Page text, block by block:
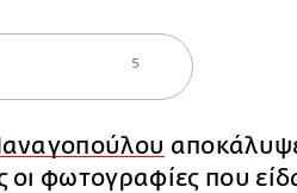
5
οι φωτογραφίες που